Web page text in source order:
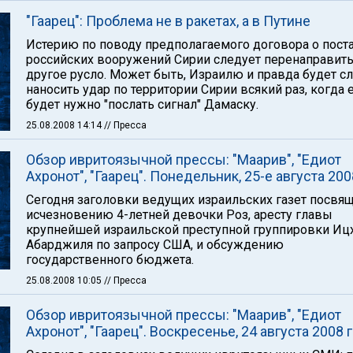
"Гаарец": Проблема не в ракетах, а в Путине
Истерию по поводу предполагаемого договора о
российских вооружений Сирии следует
другое русло. Может быть, Израилю и правда будет
наносить удар по территории Сирии всякий раз, когда
будет нужно "послать сигнал" Дамаску.
25.08.2008 14:14// Пресса
Обзор ивритоязычной прессы: "Маарив", "Едиот
Ахронот", "Гаарец". Понедельник, 25-е августа
Сегодня заголовки ведущих израильских газет
исчезновению 4-летней девочки Роз, аресту главы
крупнейшей израильской преступной группировки
Абарджиля по запросу США, и обсуждению
государственного бюджета.
25.08.2008 10:05 // Пресса
Обзор ивритоязычной прессы: "Маарив", "Едиот
Ахронот", "Гаарец". Воскресенье, 24 августа 2008